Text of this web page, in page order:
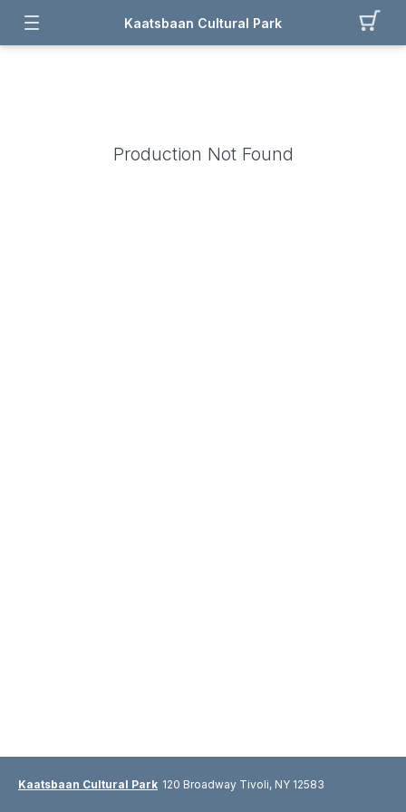
Kaatsbaan Cultural Park
Production Not Found
Kaatsbaan Cultural Park 120 Broadway Tivoli, NY 12583